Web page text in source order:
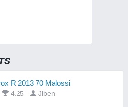
R 2013 70 Malossi
4.25 Jiben